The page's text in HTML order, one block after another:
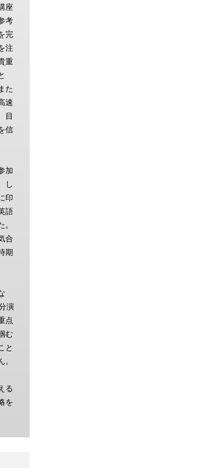
座
考
完
注
重
た
速
目
信
加
し
印
語
。
合
期
演
点
む
と
。
る
を